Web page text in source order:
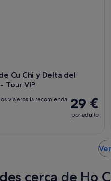
Cu Chi y Delta del
Tour VIP
29 €
por adulto
viajeros la recomienda
cerca de Ho